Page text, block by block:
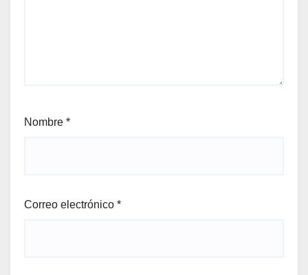
Nombre *
Correo electrónico *